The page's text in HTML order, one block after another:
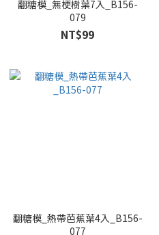
翻糖模_無梗樹葉7入_B156-
079
NT$99
翻糖模_熱帶芭蕉葉4入_B156-
077